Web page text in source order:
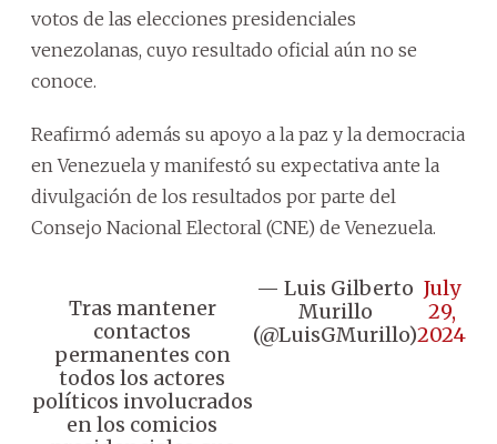
votos de las elecciones presidenciales
venezolanas, cuyo resultado oficial aún no se
conoce.
Reafirmó además su apoyo a la paz y la democracia
en Venezuela y manifestó su expectativa ante la
divulgación de los resultados por parte del
Consejo Nacional Electoral (CNE) de Venezuela.
Tras mantener
contactos
permanentes con
todos los actores
políticos involucrados
en los comicios
— Luis Gilberto
Murillo
(@LuisGMurillo)
July
29,
2024